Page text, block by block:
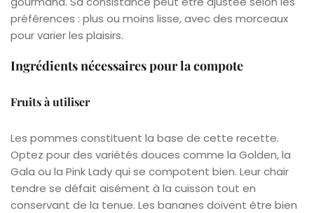
préférences : plus ou moins lisse, avec des morceaux
pour varier les plaisirs.
Ingrédients nécessaires pour la compote
Fruits à utiliser
Les pommes constituent la base de cette recette.
Optez pour des variétés douces comme la Golden, la
Gala ou la Pink Lady qui se compotent bien. Leur chair
tendre se défait aisément à la cuisson tout en
conservant de la tenue. Les bananes doivent être bien